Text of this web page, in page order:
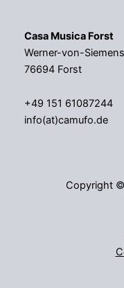
Casa Musica Forst
Werner-von-
76694 Forst
+49 151 61087244
info(at)camufo.de
Copyright